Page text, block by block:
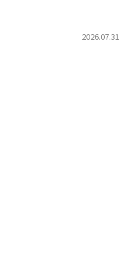
2026.07.31